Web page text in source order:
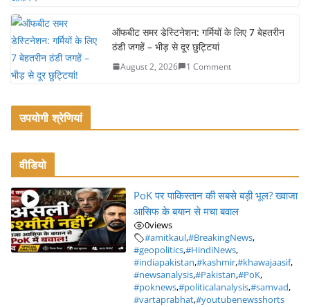
ऑफबीट समर डेस्टिनेशन: गर्मियों के लिए 7 बेहतरीन
ठंडी जगहें – भीड़ से दूर छुट्टियां
August 2, 2026 1 Comment
उपयोगी श्रेणियां
वीडियो
PoK पर पाकिस्तान की सबसे बड़ी भूल? ख्वाजा
आसिफ के बयान से मचा बवाल
0views
#amitkaul,#BreakingNews,
#geopolitics,#HindiNews,
#indiapakistan,#kashmir,#khawajaasif,
#newsanalysis,#Pakistan,#PoK,
#poknews,#politicalanalysis,#samvad,
#vartaprabhat,#youtubenewsshorts